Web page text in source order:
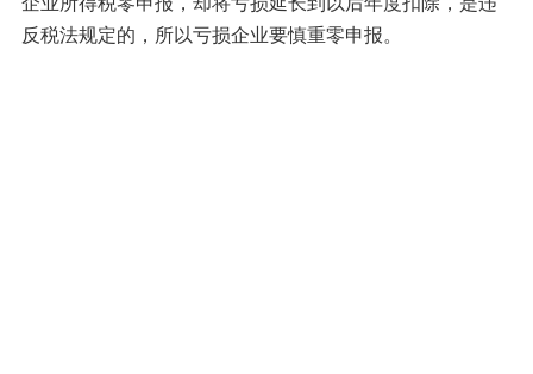
反税法规定的，所以亏损企业要慎重零申报。